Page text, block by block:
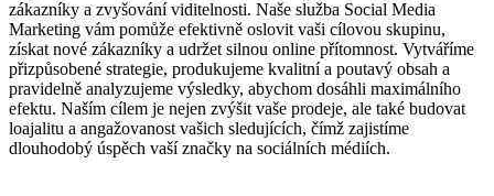
zákazníky a zvyšování viditelnosti. Naše služba Social Media
Marketing vám pomůže efektivně oslovit vaši cílovou skupinu,
získat nové zákazníky a udržet silnou online přítomnost. Vytváříme
přizpůsobené strategie, produkujeme kvalitní a poutavý obsah a
pravidelně analyzujeme výsledky, abychom dosáhli maximálního
efektu. Naším cílem je nejen zvýšit vaše prodeje, ale také budovat
loajalitu a angažovanost vašich sledujících, čímž zajistíme
dlouhodobý úspěch vaší značky na sociálních médiích.